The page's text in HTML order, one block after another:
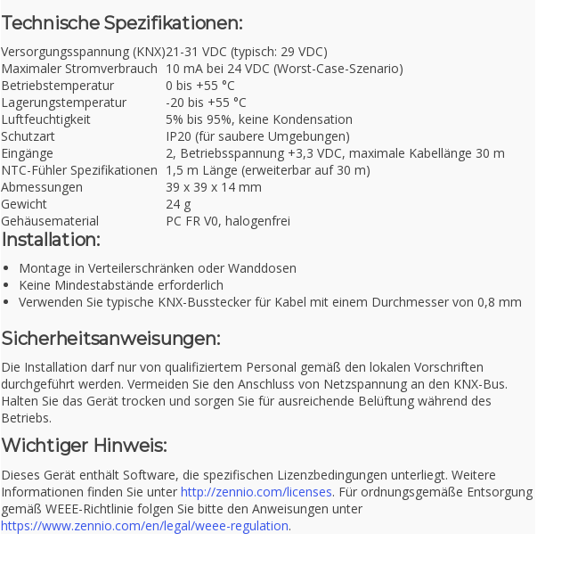
Technische Spezifikationen:
Versorgungsspannung (KNX)21-31 VDC (typisch: 29 VDC)
Maximaler Stromverbrauch 10 mA bei 24 VDC (Worst-Case-Szenario)
Betriebstemperatur
0 bis +55 °C
Lagerungstemperatur
-20 bis +55 °C
Luftfeuchtigkeit
5% bis 95%, keine Kondensation
Schutzart
IP20 (für saubere Umgebungen)
Eingänge
2, Betriebsspannung +3,3 VDC, maximale Kabellänge 30 m
NTC-Fühler Spezifikationen 1,5 m Länge (erweiterbar auf 30 m)
Abmessungen
39 x 39 x 14 mm
Gewicht
24 g
Gehäusematerial
PC FR V0, halogenfrei
Installation:
Montage in Verteilerschränken oder Wanddosen
Keine Mindestabstände erforderlich
Verwenden Sie typische KNX-Busstecker für Kabel mit einem Durchmesser von 0,8 mm
Sicherheitsanweisungen:
Die Installation darf nur von qualifiziertem Personal gemäß den lokalen Vorschriften
durchgeführt werden. Vermeiden Sie den Anschluss von Netzspannung an den KNX-Bus.
Halten Sie das Gerät trocken und sorgen Sie für ausreichende Belüftung während des
Betriebs.
Wichtiger Hinweis:
Dieses Gerät enthält Software, die spezifischen Lizenzbedingungen unterliegt. Weitere
Informationen finden Sie unter http://zennio.com/licenses. Für ordnungsgemäße Entsorgung
gemäß WEEE-Richtlinie folgen Sie bitte den Anweisungen unter
https://www.zennio.com/en/legal/weee-regulation.